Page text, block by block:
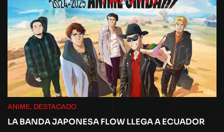
ANIME, DESTACADO
LA BANDA JAPONESA FLOW LLEGA A ECUADOR